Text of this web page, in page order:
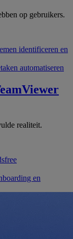
op gebruikers.
identificeren en
automatiseren
realiteit.
en